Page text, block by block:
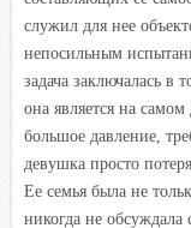
служил для нее
непосильным
задача заключалась в
она является на
большое давление,
девушка просто
Ее семья была не
никогда не